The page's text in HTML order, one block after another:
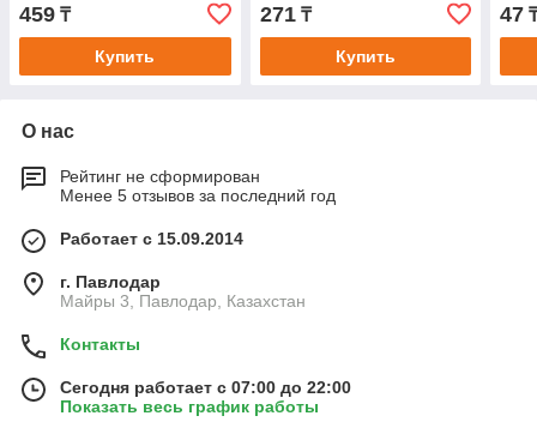
459 ₸
Купить
271₸
Купить
47
О нас
Рейтинг не сформирован
Менее 5 отзывов за последний год
Работает с 15.09.2014
г. Павлодар
Майры 3, Павлодар, Казахстан
Контакты
Сегодня работает с 07:00 до 22:00
Показать весь график работы